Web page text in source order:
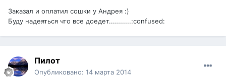
Заказал и оплатил сошки у Андрея :)
Буду надеяться что все доедет...........:confused:
Пилот
Опубликовано: 14 марта 2014